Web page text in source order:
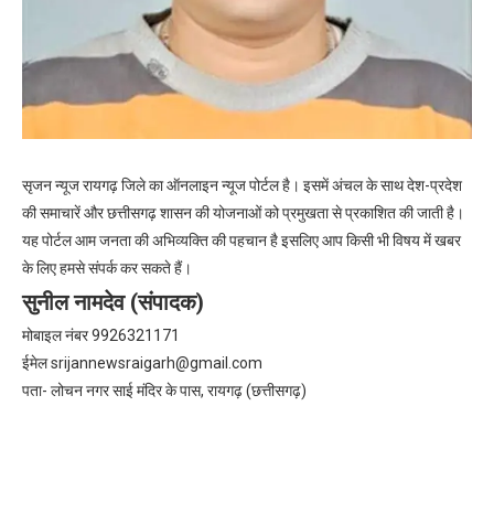
सृजन न्यूज रायगढ़ जिले का ऑनलाइन न्यूज पोर्टल है। इसमें अंचल के साथ देश-प्रदेश
की समाचारें और छत्तीसगढ़ शासन की योजनाओं को प्रमुखता से प्रकाशित की जाती है।
यह पोर्टल आम जनता की अभिव्यक्ति की पहचान है इसलिए आप किसी भी विषय में खबर
के लिए हमसे संपर्क कर सकते हैं।
सुनील नामदेव (संपादक)
मोबाइल नंबर 9926321171
ईमेलsrijannewsraigarh@gmail.com
पता- लोचन नगर साई मंदिर के पास, रायगढ़ (छत्तीसगढ़)